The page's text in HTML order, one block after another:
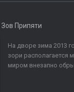
Зов Припяти
На дворе зима 2013
зори располагается
миром внезапно